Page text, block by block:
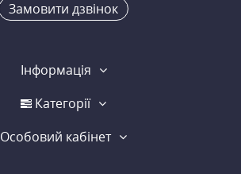
Замовити дзвінок
Інформація
Категорії
Особовий кабінет